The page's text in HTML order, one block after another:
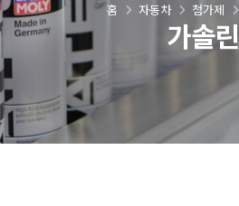
가솔린
홈 자동차 첨가제